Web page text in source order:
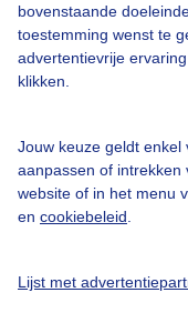
bovenstaande
toestemming wenst te
advertentievrije
klikken.
Jouw keuze geldt
aanpassen of intrekken
website of in het menu
en cookiebeleid
Lijst met
Veelgestelde vragen
Contact
Adverteren
Buienradar Team
Cookie beleid